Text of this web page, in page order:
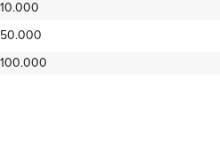
10.000
50.000
100.000